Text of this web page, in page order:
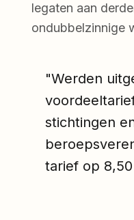
legaten aan
ondubbelzinnige
"Werden
stichtingen
tarief op